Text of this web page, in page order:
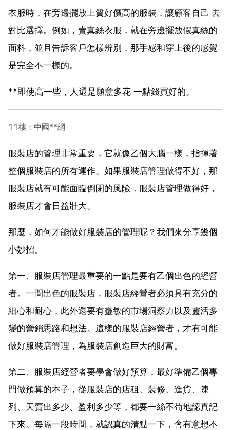
衣服時，在旁邊擺放上質好價高的服裝，讓顧客自己 去
對比選擇。例如，賣真絲衣服，就在旁邊擺放假真絲的
面料，並且告訴客戶怎樣辨別，那手感和穿上後的感覺
是完全不一樣的。
**即使高一些，人還是願意多花 一點錢買好的。
11樓：中國**網
服裝店的管理非常重要，它就像乙個大腦一樣，指揮著
整個服裝店的所有運作。如果服裝店管理做得不好，那
服裝店就有可能面臨倒閉的風險，服裝店管理做得好，
服裝店才會日益壯大。
那麼，如何才能做好服裝店的管理呢？我們來分享幾個
小妙招。
第一、服裝店管理最重要的一點是要有乙個出色的經營
者。一間出色的服裝店，服裝店經營者必須具有充分的
細心和耐心，此外還要有靈敏的市場洞察力以及靈活多
變的營銷思路和想法。這樣的服裝店經營者，才有可能
做好服裝店管理，為服裝店創造巨大的財富。
第二、服裝店經營者要學會做好預算，最好準備乙個專
門做預算的本子，從服裝店的店租、裝修、進貨、陳
列、天賣出多少、盈利多少等，都要一絲不苟地認真記
下來。每隔一段時間，就認真的清點一下，會有意想不